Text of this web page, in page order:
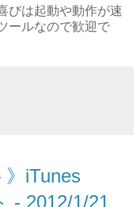
びは起動や動作が速
ールなので歓迎で
》iTunes
- 2012/1/21